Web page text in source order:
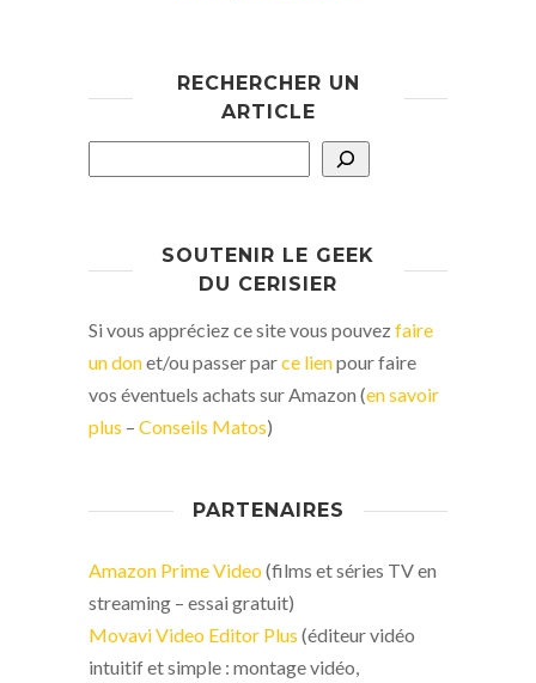
RECHERCHER UN
ARTICLE
SOUTENIR LE GEEK
DU CERISIER
Si vous appréciez ce site vous pouvezfaire
un donet/ou passer parce lienpour faire
vos éventuels achats sur Amazon (en savoir
plus – Conseils Matos)
PARTENAIRES
Amazon Prime Video(films et séries TV en
streaming – essai gratuit)
Movavi Video Editor Plus (éditeur vidéo
intuitif et simple : montage vidéo,